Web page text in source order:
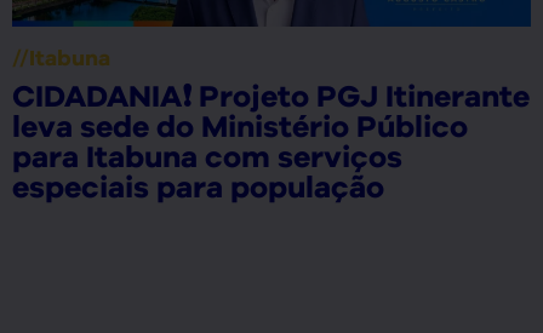
//Itabuna
CIDADANIA❗ Projeto PGJ Itinerante
leva sede do Ministério Público
para Itabuna com serviços
especiais para população